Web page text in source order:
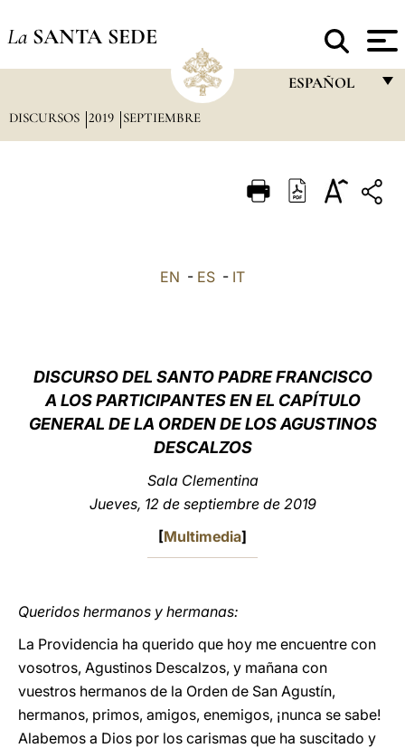
La SANTA SEDE
ESPAÑOL
ITALIANO
中文
LATINE
DISCURSOS 2019 SEPTIEMBRE
EN - ES - IT
DISCURSO DEL SANTO PADRE FRANCISCO
A LOS PARTICIPANTES EN EL CAPÍTULO
GENERAL DE LA ORDEN DE LOS AGUSTINOS
DESCALZOS
Sala Clementina
Jueves, 12 de septiembre de 2019
[Multimedia]
Queridos hermanos y hermanas:
La Providencia ha querido que hoy me encuentre con
vosotros, Agustinos Descalzos, y mañana con
vuestros hermanos de la Orden de San Agustín,
hermanos, primos, amigos, enemigos, ¡nunca se sabe!
Alabemos a Dios por los carismas que ha suscitado y